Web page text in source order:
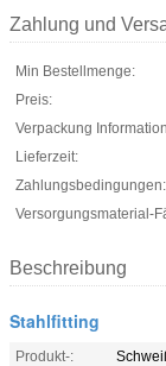
Zahlung und
Min Bestellmenge:
Preis:
Verpackung
Lieferzeit:
Zahlungsbedingungen:
Versorgungsmaterial-
Beschreibung
Stahlfitting
Produkt-: